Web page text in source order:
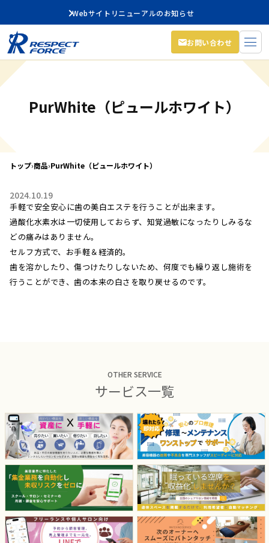
Webサイトリニューアルのお知らせ
お問い合わせ
PurWhite（ピュールホワイト）
トップ›商品›PurWhite（ピュールホワイト）
2024.10.19
手軽で安全安心に歯の美白エステを行うことが出来ます。
過酸化水素水は一切使用しておらず、知覚過敏になったりしみるな
どの痛みはありません。
セルフ方式で、お手軽＆経済的。
歯を溶かしたり、傷つけたりしないため、何度でも繰り返し施術を
行うことができ、歯の本来の白さを取り戻せるのです。
OTHER SERVICE
サービス一覧